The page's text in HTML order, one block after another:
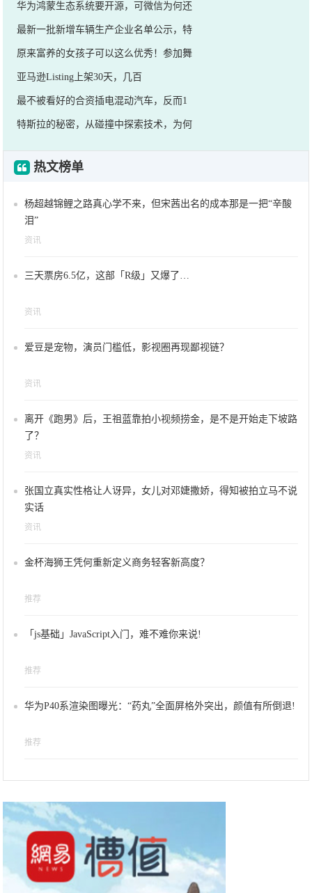
华为鸿蒙生态系统要开源，可微信为何还
最新一批新增车辆生产企业名单公示，特
原来富养的女孩子可以这么优秀！参加舞
亚马逊Listing上架30天，几百
最不被看好的合资插电混动汽车，反而1
特斯拉的秘密，从碰撞中探索技术，为何
热文榜单
杨超越锦鲤之路真心学不来，但宋茜出名的成本那是一把“辛酸
泪”
资讯
三天票房6.5亿，这部「R级」又爆了…
资讯
爱豆是宠物，演员门槛低，影视圈再现鄙视链？
资讯
离开《跑男》后，王祖蓝靠拍小视频捞金，是不是开始走下坡路
了？
资讯
张国立真实性格让人讶异，女儿对邓婕撒娇，得知被拍立马不说
实话
资讯
金杯海狮王凭何重新定义商务轻客新高度？
推荐
「js基础」JavaScript入门，难不难你来说!
推荐
华为P40系渲染图曝光：“药丸”全面屏格外突出，颜值有所倒退!
推荐